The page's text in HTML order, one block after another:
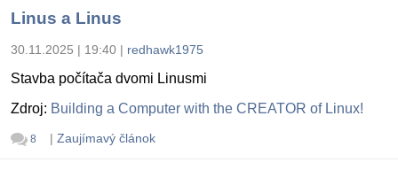
Linus a Linus
30.11.2025 | 19:40 | redhawk1975
Stavba počítača dvomi Linusmi
Zdroj: Building a Computer with the CREATOR of Linux!
8 | Zaujímavý článok